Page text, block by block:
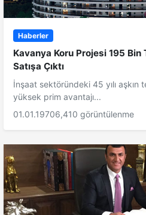
Haberler
Kavanya Koru Projesi 195
Satışa Çıktı
İnşaat sektöründeki 45 yılı aşkın
yüksek prim avantajı...
01.01.19706,410 görüntülenme